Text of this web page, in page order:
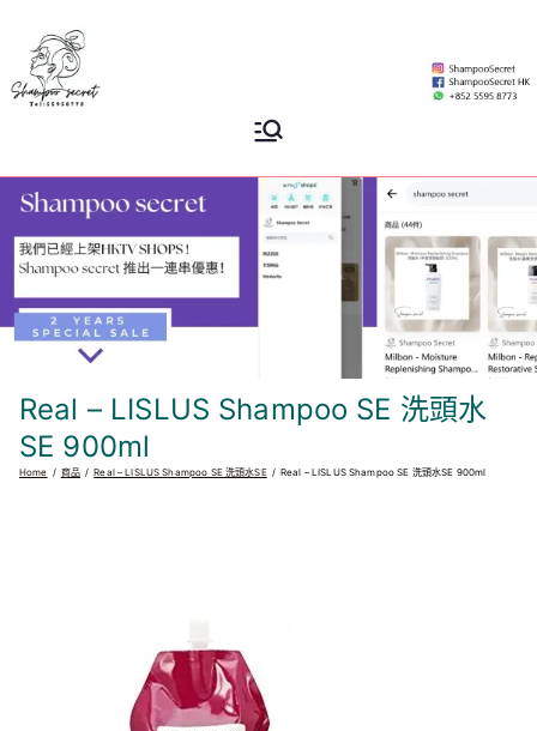
content
Secret
香港專業洗頭水專門店
Real – LISLUS Shampoo SE 洗頭水
SE 900ml
Home 商品 Real – LISLUS Shampoo SE 洗頭水SE Real – LISLUS Shampoo SE 洗頭水SE 900ml